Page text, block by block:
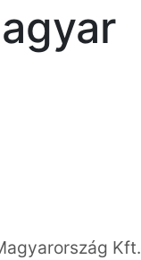
Kft.